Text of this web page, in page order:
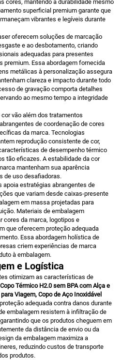
cores, mantendo a durabilidade mesmo
superficial premium garante que
vibrantes e legíveis durante
oferecem soluções de marcação
e ao desbotamento, criando
adequadas para presentes
premium. Essa abordagem fornecida
metálicas à personalização assegura
clareza e impacto durante todo
de gravação comporta detalhes
ao mesmo tempo a integridade
vão além dos tratamentos
de coordenação de cores
da marca. Tecnologias
reprodução consistente de cor,
de desempenho térmico
tão eficazes. A estabilidade da cor
mantenham sua aparência
de uso desafiadoras.
apoia estratégias abrangentes de
que variam desde caixas-presente
em massa projetadas para
Materiais de embalagem
cores da marca, logotipos e
que oferecem proteção adequada
Essa abordagem holística de
criem experiências de marca
à embalagem.
e Logística
otimizam as características de
Copo Térmico H2.0 sem BPA com Alça e
Viagem, Copo de Aço Inoxidável
adequada contra danos durante
embalagem resistem à infiltração de
que os produtos cheguem em
da distância de envio ou da
da embalagem maximiza a
reduzindo custos de transporte
produtos.